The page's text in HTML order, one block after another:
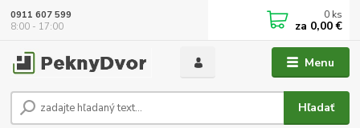
Menu
Hľadať
0911 607 599
8:00 - 17:00
0 ks
za 0,00 €